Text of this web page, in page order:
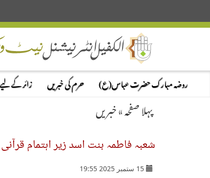
روضہ مبارک حضرت عباس(ع) حرم کی خبریں زائر کے
پہلا صفحہ»خبریں
شعبہ فاطمہ بنت اسد زیر اہتمام
15 ستمبر 2025 19:55